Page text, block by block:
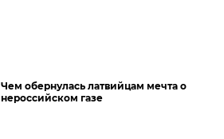
Чем обернулась латвийцам мечта о
нероссийском газе